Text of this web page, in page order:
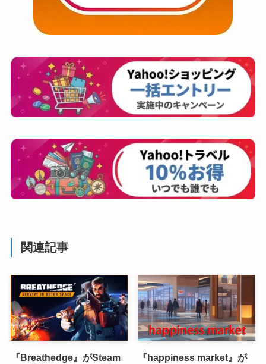
関連記事
『Breathedge』がSteam
『happiness market』が